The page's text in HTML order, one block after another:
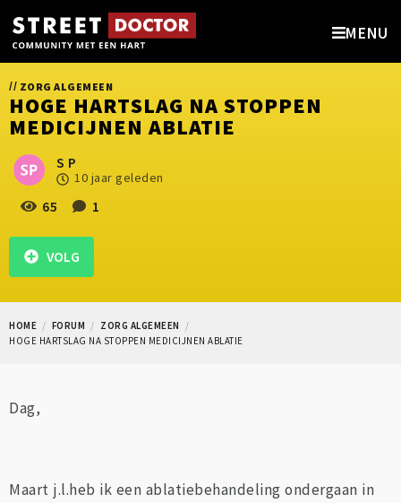
MENU
// ZORG ALGEMEEN
HOGE HARTSLAG NA STOPPEN
MEDICIJNEN ABLATIE
S P
10 jaar geleden
65 1
VOLG
HOME FORUM
ZORG ALGEMEEN
HOGE HARTSLAG NA STOPPEN MEDICIJNEN ABLATIE
Dag,
Maart j.l.heb ik een ablatiebehandeling ondergaan in